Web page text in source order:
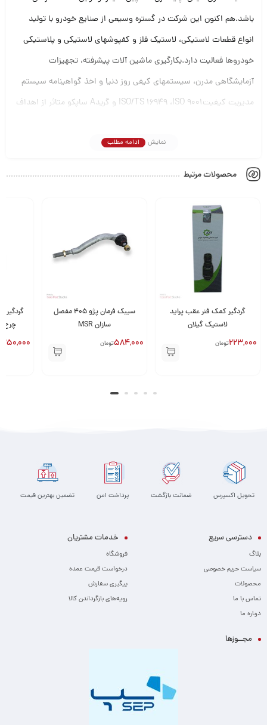
باشد.هم اکنون این شرکت در گستره وسیعی از صنایع خودرو با تولید
انواع قطعات لاستیکی، لاستیک فلز و کفپوشهای لاستیکی و پلاستیکی
خودروها فعالیت دارد.بکارگیری ماشین آلات پیشرفته، تجهیزات
آزمایشگاهی مدرن، سیستمهای کیفی روز دنیا و اخذ گواهینامه سیستم
مدیریت کیفیتISO/TS 16949 ،ISO 9001 و گریدA ساپکو متاثر از اهداف
استانداردهای جهانی بوده است.
نمایش ادامه مطلب
محصولات مرتبط
گردگیر کمک فنر عقب پراید
لاستیک گیلان
223,000تومان
سیبک فرمان پژو 405 مفصل
سازان MSR
584,000تومان
چرخ
250,000
تحویل اکسپرس ضمانت بازگشت پرداخت امن تضمین بهترین قیمت
دسترسی سریع
بلاگ
سیاست حریم خصوصی
محصولات
تماس با ما
درباره ما
خدمات مشتریان
فروشگاه
درخواست قیمت عمده
پیگیری سفارش
رویه‌های بازگرداندن کالا
مجــوزها